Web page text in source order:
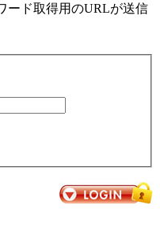
ード取得用のURLが送信